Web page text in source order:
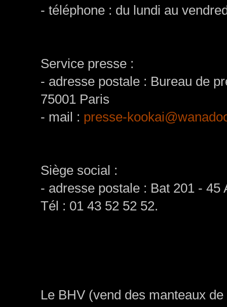
- téléphone : du lundi au
Service presse :
- adresse postale : Bureau de
75001 Paris
- mail : presse-
Siège social :
- adresse postale : Bat 201 -
Tél : 01 43 52 52 52.
Le BHV (vend des manteaux